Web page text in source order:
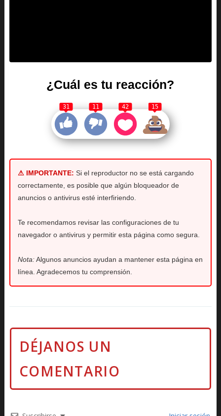
¿Cuál es tu reacción?
31 11 42 15
⚠ IMPORTANTE: Si el reproductor no se está cargando
correctamente, es posible que algún bloqueador de
anuncios o antivirus esté interfiriendo.
Te recomendamos revisar las configuraciones de tu
navegador o antivirus y permitir esta página como segura.
Nota:Algunos anuncios ayudan a mantener esta página en
línea. Agradecemos tu comprensión.